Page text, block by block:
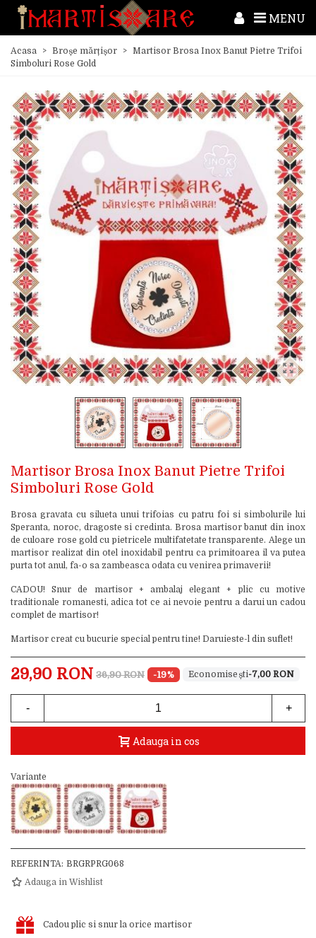
MENU
Acasa > Broșe mărțișor > Martisor Brosa Inox Banut Pietre Trifoi
Simboluri Rose Gold
Martisor Brosa Inox Banut Pietre Trifoi
Simboluri Rose Gold
Brosa gravata cu silueta unui trifoias cu patru foi si simbolurile lui
Speranta, noroc, dragoste si credinta. Brosa martisor banut din inox
de culoare rose gold cu pietricele multifatetate transparente. Alege un
martisor realizat din otel inoxidabil pentru ca primitoarea il va putea
purta tot anul, fa-o sa zambeasca odata cu venirea primaverii!
CADOU! Snur de martisor + ambalaj elegant + plic cu motive
traditionale romanesti, adica tot ce ai nevoie pentru a darui un cadou
complet de martisor!
Martisor creat cu bucurie special pentru tine! Daruieste-l din suflet!
29,90 RON 36,90 RON -19% -7,00 RON
- +
Adauga in cos
Variante
REFERINTA: BRGRPRG068
Adauga in Wishlist
Cadou plic si snur la orice martisor